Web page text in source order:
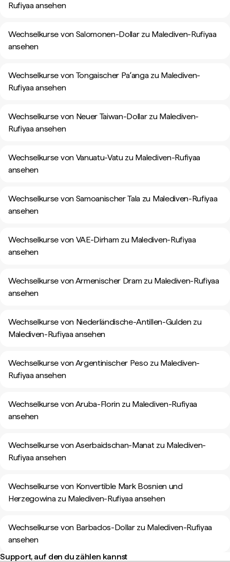
Rufiyaa ansehen
Wechselkurse von Salomonen-Dollar zu Malediven-Rufiyaa
ansehen
Wechselkurse von Tongaischer Paʻanga zu Malediven-
Rufiyaa ansehen
Wechselkurse von Neuer Taiwan-Dollar zu Malediven-
Rufiyaa ansehen
Wechselkurse von Vanuatu-Vatu zu Malediven-Rufiyaa
ansehen
Wechselkurse von Samoanischer Tala zu Malediven-Rufiyaa
ansehen
Wechselkurse von VAE-Dirham zu Malediven-Rufiyaa
ansehen
Wechselkurse von Armenischer Dram zu Malediven-Rufiyaa
ansehen
Wechselkurse von Niederländische-Antillen-Gulden zu
Malediven-Rufiyaa ansehen
Wechselkurse von Argentinischer Peso zu Malediven-
Rufiyaa ansehen
Wechselkurse von Aruba-Florin zu Malediven-Rufiyaa
ansehen
Wechselkurse von Aserbaidschan-Manat zu Malediven-
Rufiyaa ansehen
Wechselkurse von Konvertible Mark Bosnien und
Herzegowina zu Malediven-Rufiyaa ansehen
Wechselkurse von Barbados-Dollar zu Malediven-Rufiyaa
ansehen
Support, auf den du zählen kannst